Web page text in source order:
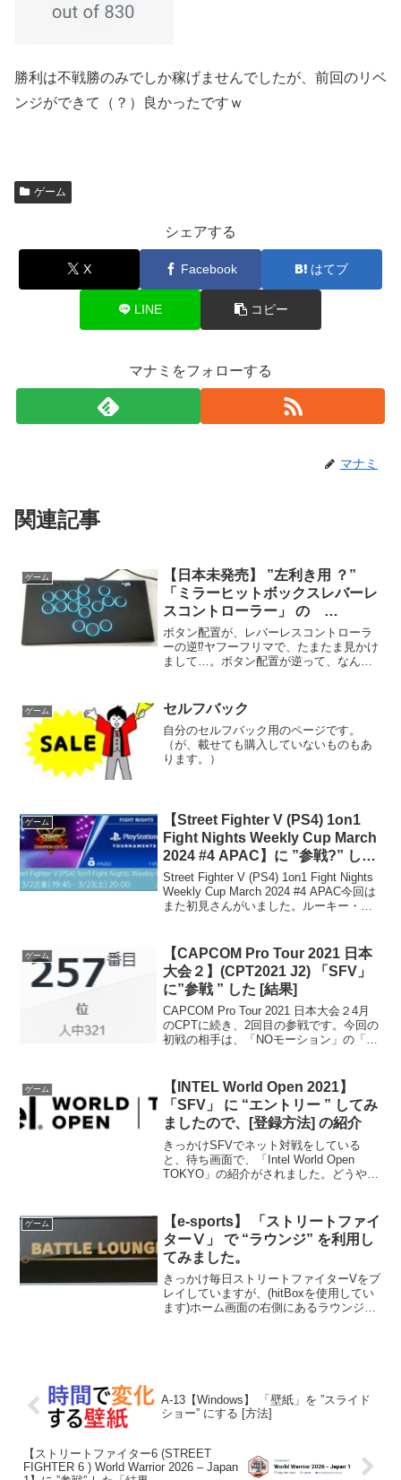
勝利は不戦勝のみでしか稼げませんでしたが、前回のリベ
ンジができて（？）良かったですｗ
ゲーム
シェアする
X Facebook はてブ
LINE コピー
マナミをフォローする
マナミ
関連記事
ゲーム
【日本未発売】 ”左利き用 ？”
「ミラーヒットボックスレバーレ
スコントローラー」 の
[Haute42 E16] 購入してみた
ボタン配置が、レバーレスコントローラ
ーの逆⁉ヤフーフリマで、たまたま見かけ
まして…。ボタン配置が逆って、なんか
のようになるだろうな…。でも気にな
る…。ということで、恐ら...
ゲーム セルフバック
自分のセルフバック用のページです。
（が、載せても購入していないものもあ
ります。）
ゲーム
【Street Fighter V (PS4) 1on1
Fight Nights Weekly Cup March
2024 #4 APAC】に ”参戦?” した
「結果」
Street Fighter V (PS4) 1on1 Fight Nights
Weekly Cup March 2024 #4 APAC今回は
また初見さんがいました。ルーキー・リ
ゲーム
【CAPCOM Pro Tour 2021 日本
大会２】(CPT2021 J2) 「SFV」
に”参戦 ” した [結果]
CAPCOM Pro Tour 2021 日本大会２4月
のCPTに続き、2回目の参戦です。今回の
初戦の相手は、「NOモーション」の「星
らっしゃい！"を見て育った私...
ゲーム
【INTEL World Open 2021】
「SFV」 に “エントリー ” してみ
ましたので、[登録方法] の紹介
きっかけSFVでネット対戦をしている
と、待ち画面で、「Intel World Open
TOKYO」の紹介がされました。どうや
（※UTC？わからないので調べました…
...
ゲーム
【e-sports】 「ストリートファイ
ターⅤ」 で “ラウンジ” を利用し
てみました。
きっかけ毎日ストリートファイターVをプ
レイしていますが、(hitBoxを使用してい
ます)ホーム画面の右側にあるラウンジと
A-13【Windows】 「壁紙」を ”スライド
ショー” にする [方法]
【ストリートファイター6 (STREET
FIGHTER 6 ) World Warrior 2026 – Japan